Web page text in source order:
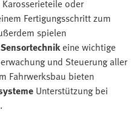
oder
Fertigungsschritt zum
spielen
eine wichtige
und Steuerung aller
Fahrwerksbau bieten
Unterstützung bei